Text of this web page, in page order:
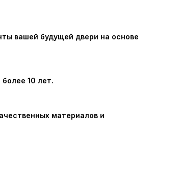
вашей будущей двери на основе
10 лет.
материалов и